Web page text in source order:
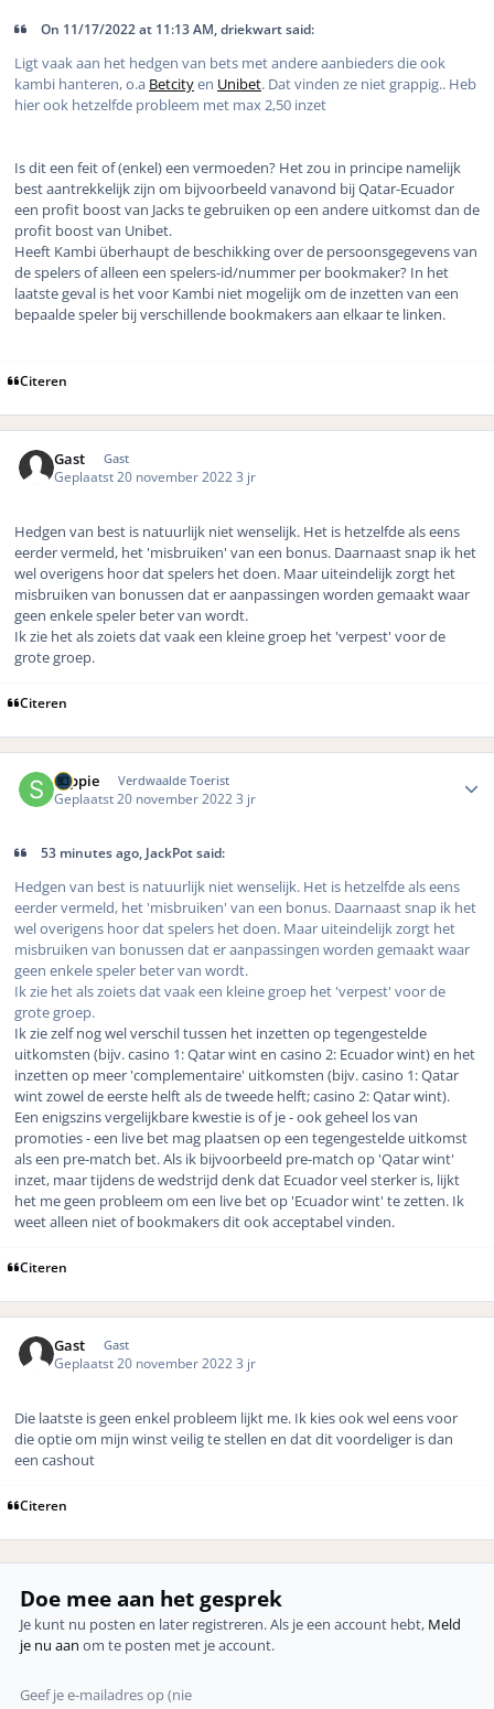
On 11/17/2022 at 11:13 AM, driekwart said:
Ligt vaak aan het hedgen van bets met andere aanbieders die ook
kambi hanteren, o.a Betcityen Unibet. Dat vinden ze niet grappig.. Heb
hier ook hetzelfde probleem met max 2,50 inzet
Is dit een feit of (enkel) een vermoeden? Het zou in principe namelijk
best aantrekkelijk zijn om bijvoorbeeld vanavond bij Qatar-Ecuador
een profit boost van Jacks te gebruiken op een andere uitkomst dan de
profit boost van Unibet.
Heeft Kambi überhaupt de beschikking over de persoonsgegevens van
de spelers of alleen een spelers-id/nummer per bookmaker? In het
laatste geval is het voor Kambi niet mogelijk om de inzetten van een
bepaalde speler bij verschillende bookmakers aan elkaar te linken.
Citeren
Gast Gast
Geplaatst 20 november 2022 3 jr
Hedgen van best is natuurlijk niet wenselijk. Het is hetzelfde als eens
eerder vermeld, het 'misbruiken' van een bonus. Daarnaast snap ik het
wel overigens hoor dat spelers het doen. Maar uiteindelijk zorgt het
misbruiken van bonussen dat er aanpassingen worden gemaakt waar
geen enkele speler beter van wordt.
Ik zie het als zoiets dat vaak een kleine groep het 'verpest' voor de
grote groep.
Citeren
soppie Verdwaalde Toerist
Geplaatst 20 november 2022 3 jr
53 minutes ago, JackPot said:
Hedgen van best is natuurlijk niet wenselijk. Het is hetzelfde als eens
eerder vermeld, het 'misbruiken' van een bonus. Daarnaast snap ik het
wel overigens hoor dat spelers het doen. Maar uiteindelijk zorgt het
misbruiken van bonussen dat er aanpassingen worden gemaakt waar
geen enkele speler beter van wordt.
Ik zie het als zoiets dat vaak een kleine groep het 'verpest' voor de
grote groep.
Ik zie zelf nog wel verschil tussen het inzetten op tegengestelde
uitkomsten (bijv. casino 1: Qatar wint en casino 2: Ecuador wint) en het
inzetten op meer 'complementaire' uitkomsten (bijv. casino 1: Qatar
wint zowel de eerste helft als de tweede helft; casino 2: Qatar wint).
Een enigszins vergelijkbare kwestie is of je - ook geheel los van
promoties - een live bet mag plaatsen op een tegengestelde uitkomst
als een pre-match bet. Als ik bijvoorbeeld pre-match op 'Qatar wint'
inzet, maar tijdens de wedstrijd denk dat Ecuador veel sterker is, lijkt
het me geen probleem om een live bet op 'Ecuador wint' te zetten. Ik
weet alleen niet of bookmakers dit ook acceptabel vinden.
Citeren
Gast Gast
Geplaatst20 november 20223 jr
Die laatste is geen enkel probleem lijkt me. Ik kies ook wel eens voor
die optie om mijn winst veilig te stellen en dat dit voordeliger is dan
een cashout
Citeren
Doe mee aan het gesprek
Je kunt nu posten en later registreren. Als je een account hebt, Meld
je nu aan om te posten met je account.